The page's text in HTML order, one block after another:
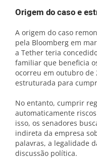
Origem do caso e
A origem do caso
pela Bloomberg em
a Tether teria
familiar que beneficia
ocorreu em outubro de
estruturada para
No entanto, cumprir
automaticamente
isso, os senadores
indireta da empresa
palavras, a legalidade
discussão política.